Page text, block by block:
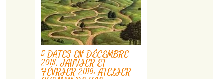
5 DATES EN DÉCEMBRE
2018, JANVIER ET
FÉVRIER 2019: ATELIER